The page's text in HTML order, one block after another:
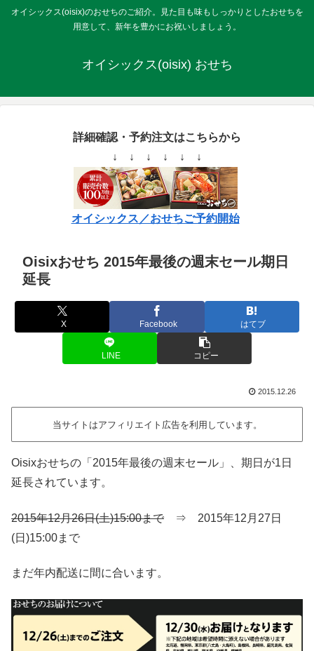
オイシックス(oisix)のおせちのご紹介。見た目も味もしっかりとしたおせちを
用意して、新年を豊かにお祝いしましょう。
オイシックス(oisix) おせち
詳細確認・予約注文はこちらから
↓ ↓ ↓ ↓ ↓ ↓
オイシックス／おせちご予約開始
Oisixおせち 2015年最後の週末セール期日
延長
X Facebook はてブ
LINE コピー
2015.12.26
当サイトはアフィリエイト広告を利用しています。
Oisixおせちの「2015年最後の週末セール」、期日が1日
延長されています。
2015年12月26日(土)15:00まで ⇒ 2015年12月27日
(日)15:00まで
まだ年内配送に間に合います。